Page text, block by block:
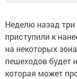
Неделю назад
приступили к
на некоторых
пешеходов будет
которая может